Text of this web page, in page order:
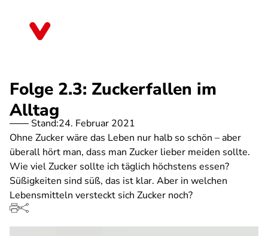
Folge 2.3: Zuckerfallen im
Alltag
Stand:24. Februar 2021
Ohne Zucker wäre das Leben nur halb so schön – aber
überall hört man, dass man Zucker lieber meiden sollte.
Wie viel Zucker sollte ich täglich höchstens essen?
Süßigkeiten sind süß, das ist klar. Aber in welchen
Lebensmitteln versteckt sich Zucker noch?